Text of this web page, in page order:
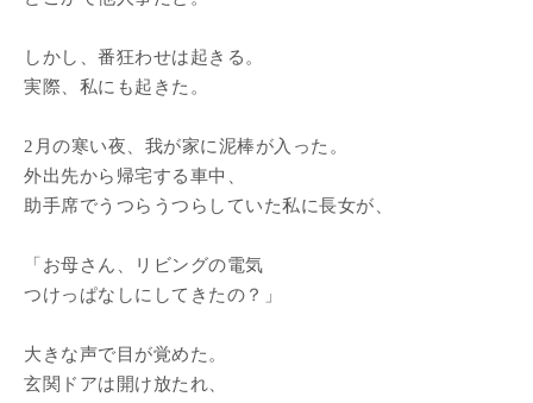
しかし、番狂わせは起きる。
実際、私にも起きた。
2月の寒い夜、我が家に泥棒が入った。
外出先から帰宅する車中、
助手席でうつらうつらしていた私に長女が、
「お母さん、リビングの電気
つけっぱなしにしてきたの？」
大きな声で目が覚めた。
玄関ドアは開け放たれ、